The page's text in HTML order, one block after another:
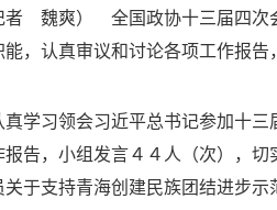
者 魏爽） 全国政协十三届四次
，认真审议和讨论各项工作报
学习领会习近平总书记参加十
报告，小组发言４４人（次），
于支持青海创建民族团结进步